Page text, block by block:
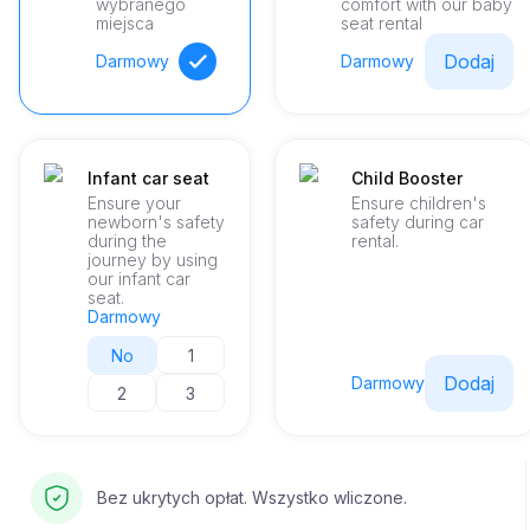
wybranego
miejsca
Darmowy
comfort with our baby
seat rental
Darmowy
Dodaj
Infant car seat
Ensure your
newborn's safety
during the
journey by using
our infant car
seat.
Darmowy
No
1
2
3
Child Booster
Ensure children's
safety during car
rental.
Darmowy Dodaj
Bez ukrytych opłat. Wszystko wliczone.